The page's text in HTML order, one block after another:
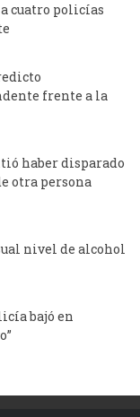
cuatro policías
frente a la
haber disparado
otra persona
nivel de alcohol
bajó en